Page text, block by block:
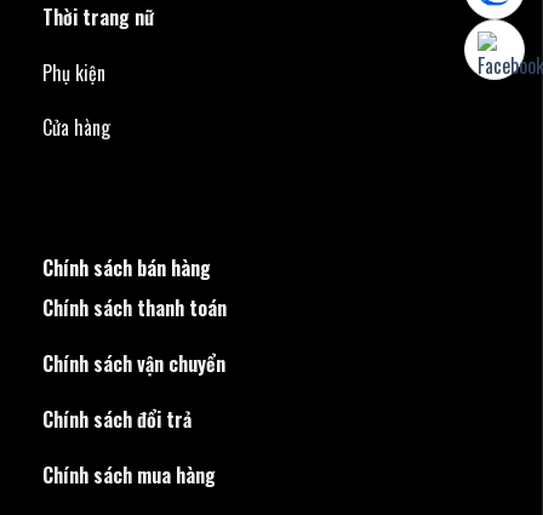
Thời trang nữ
Phụ kiện
Cửa hàng
Chính sách bán hàng
Chính sách thanh toán
Chính sách vận chuyển
Chính sách đổi trả
Chính sách mua hàng